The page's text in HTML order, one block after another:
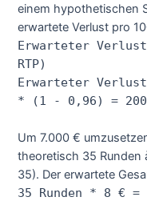
einem hypothetischen
erwartete Verlust pro
Erwarteter
RTP)
Erwarteter
* (1 - 0,96) =
Um 7.000 €
theoretisch 35
35). Der erwartete
35 Runden * 8 € =